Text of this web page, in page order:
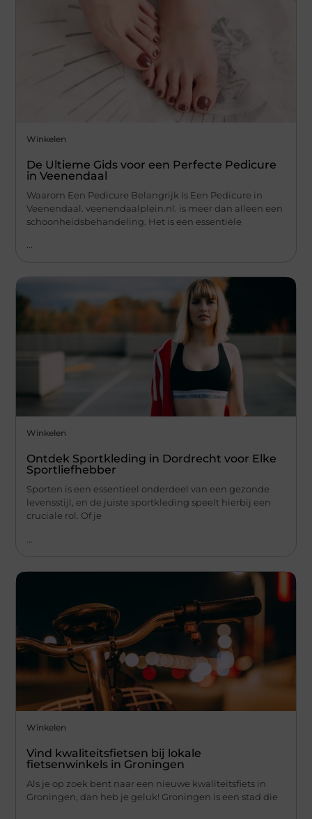
Winkelen
De Ultieme Gids voor een Perfecte Pedicure
in Veenendaal
Waarom Een Pedicure Belangrijk Is Een Pedicure in
Veenendaal. veenendaalplein.nl. is meer dan alleen een
schoonheidsbehandeling. Het is een essentiële
...
Winkelen
Ontdek Sportkleding in Dordrecht voor Elke
Sportliefhebber
Sporten is een essentieel onderdeel van een gezonde
levensstijl, en de juiste sportkleding speelt hierbij een
cruciale rol. Of je
Winkelen
Vind kwaliteitsfietsen bij lokale
fietsenwinkels in Groningen
Als je op zoek bent naar een nieuwe kwaliteitsfiets in
Groningen, dan heb je geluk! Groningen is een stad die